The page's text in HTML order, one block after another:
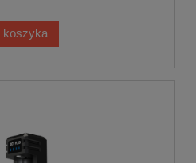
koszyka